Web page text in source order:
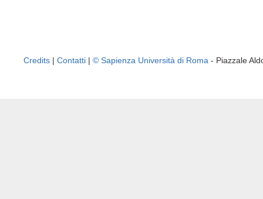
Credits | Contatti | © Sapienza Università di Roma - Piazzale